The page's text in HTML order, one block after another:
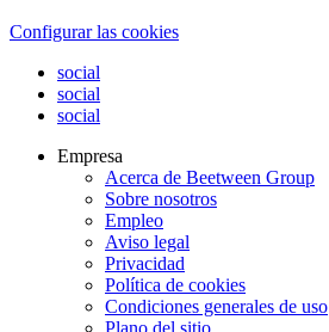
Configurar las cookies
social
social
social
Empresa
Acerca de Beetween Group
Sobre nosotros
Empleo
Aviso legal
Privacidad
Política de cookies
Condiciones generales de uso
Plano del sitio